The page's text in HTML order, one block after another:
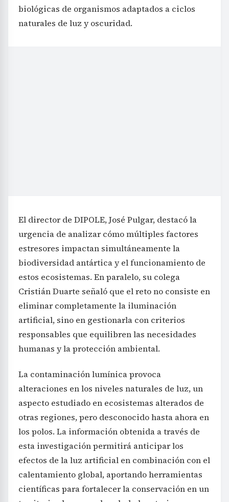
biológicas de organismos adaptados a ciclos
naturales de luz y oscuridad.
El director de DIPOLE, José Pulgar, destacó la
urgencia de analizar cómo múltiples factores
estresores impactan simultáneamente la
biodiversidad antártica y el funcionamiento de
estos ecosistemas. En paralelo, su colega
Cristián Duarte señaló que el reto no consiste en
eliminar completamente la iluminación
artificial, sino en gestionarla con criterios
responsables que equilibren las necesidades
humanas y la protección ambiental.
La contaminación lumínica provoca
alteraciones en los niveles naturales de luz, un
aspecto estudiado en ecosistemas alterados de
otras regiones, pero desconocido hasta ahora en
los polos. La información obtenida a través de
esta investigación permitirá anticipar los
efectos de la luz artificial en combinación con el
calentamiento global, aportando herramientas
científicas para fortalecer la conservación en un